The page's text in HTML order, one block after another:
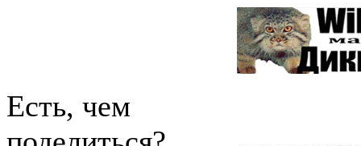
Есть, чем